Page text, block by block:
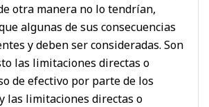
otra manera no lo tendrían,
algunas de sus consecuencias
y deben ser consideradas. Son
las limitaciones directas o
de efectivo por parte de los
las limitaciones directas o